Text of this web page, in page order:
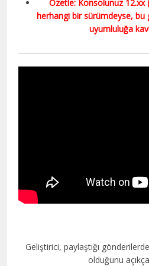
Özetle: Konsolunuz 12.xx
herhangi bir sürümdeyse, bu
uyumluluğa
Geliştirici, paylaştığı
olduğunu